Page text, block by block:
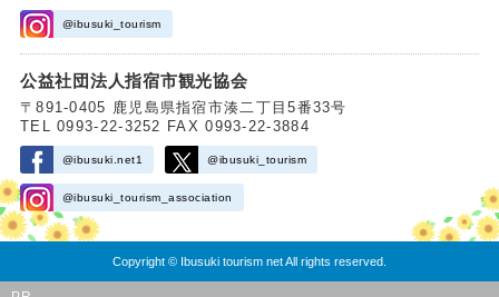
@ibusuki_tourism
公益社団法人指宿市観光協会
〒891-0405 鹿児島県指宿市湊二丁目5番33号
TEL 0993-22-3252 FAX 0993-22-3884
@ibusuki.net1 @ibusuki_tourism
@ibusuki_tourism_association
Copyright © Ibusuki tourism net All rights reserved.